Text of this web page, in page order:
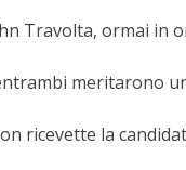
Travolta, ormai in
meritarono
ricevette la